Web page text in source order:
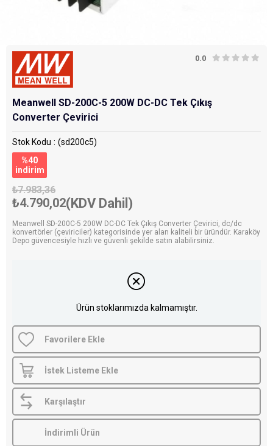
0.0
Meanwell SD-200C-5 200W DC-DC Tek Çıkış
Converter Çevirici
Stok Kodu
(sd200c5)
%40
i̇ndirim
₺7.983,36
₺4.790,02(KDV Dahil)
Meanwell SD-200C-5 200W DC-DC Tek Çıkış Converter Çevirici, dc/dc
konvertörler (çeviriciler) kategorisinde yer alan kaliteli bir üründür. Karaköy
Depo güvencesiyle hızlı ve güvenli şekilde satın alabilirsiniz.
Ürün stoklarımızda kalmamıştır.
Favorilere Ekle
İstek Listeme Ekle
Karşılaştır
İndirimli Ürün